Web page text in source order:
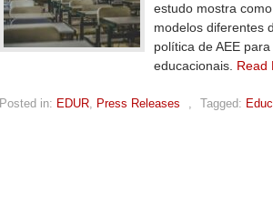
estudo mostra
modelos diferentes
política de AEE
educacionais. Read
Posted in: EDUR, Press Releases , Tagged: